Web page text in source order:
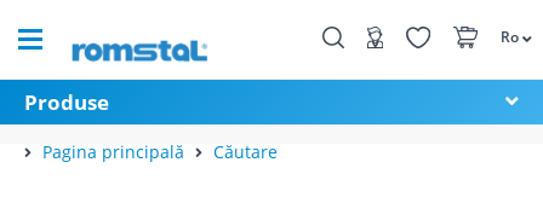
Ro
Produse
Pagina principală Căutare